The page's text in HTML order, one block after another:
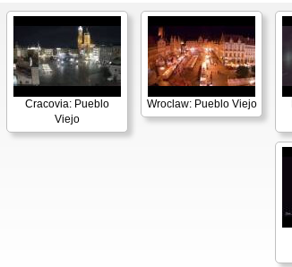
Cracovia: Pueblo
Viejo
Wroclaw: Pueblo Viejo